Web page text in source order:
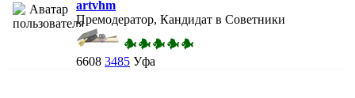
artvhm
Премодератор, Кандидат в Советники
6608 3485 Уфа